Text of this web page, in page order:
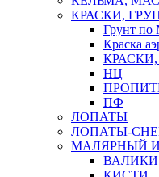
КРАСКИ,
Грунт
Краска
НЦ
ПФ
ЛОПАТЫ
ЛОПАТЫ-
МАЛЯРНЫЙ
ВАЛИКИ